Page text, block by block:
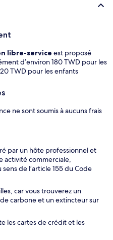
libre-service est proposé
d’environ 180 TWD pour les
TWD pour les enfants
ne sont soumis à aucuns frais
par un hôte professionnel et
activité commerciale,
de l’article 155 du Code
car vous trouverez un
carbone et un extincteur sur
les cartes de crédit et les